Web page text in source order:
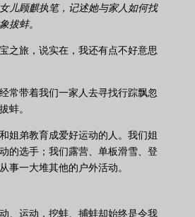
儿顾麒执笔，记述她与家人如何找
拔蚌。
之旅，说实在，我还有点不好意思
常带着我们一家人去寻找行踪飘忽
蚌。
姐弟教育成爱好运动的人。我们姐
的选手；我们露营、单板滑雪、登
事一大堆其他的户外活动。
、运动，挖蚌、捕蚌却始终是令我